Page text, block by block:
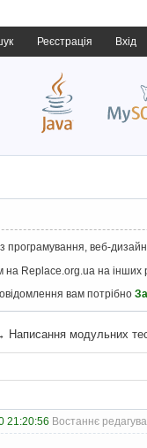
Реєстрація Вхід
веб-
Replace.org.ua на інших
вам потрібно
Написання модульних
21:20:56 Востаннє